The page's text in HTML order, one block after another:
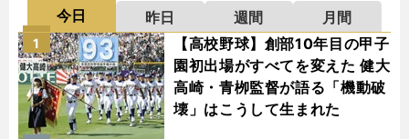
今日 昨日 週間
月間
【高校野球】創部10年目の甲子
園初出場がすべてを変えた 健大
高崎・青栁監督が語る「機動破
壊」はこうして生まれた
1